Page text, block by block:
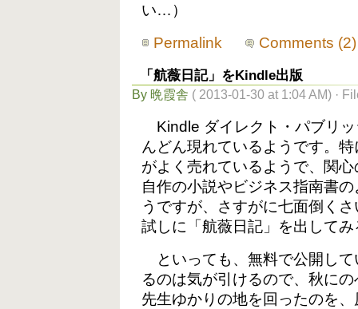
い…）
Permalink
Comments (2)
「航薇日記」をKindle出版
By 晩霞舎 ( 2013-01-30 at 1:04 AM) ·
Kindle ダイレクト・パブリ
んどん現れているようです。
がよく売れているようで、関
自作の小説やビジネス指南書
うですが、さすがに七面倒く
試しに「航薇日記」を出して
といっても、無料で公開し
るのは気が引けるので、秋に
先生ゆかりの地を回ったのを